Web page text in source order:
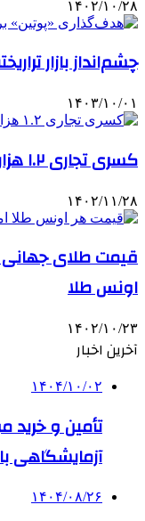
۱۴۰۲/۱۰/۲۸
چشم‌انداز بازار
۱۴۰۳/۱۰/۰۱
کسری تجاری ۱.۲ هزار میلیارد دلاری آمریکا
۱۴۰۲/۱۱/۲۸
اونس طلا
۱۴۰۲/۱۰/۲۳
آخرین اخبار
۱۴۰۴/۱۰/۰۲
تأمین و
آزمایشگاهی
۱۴۰۴/۰۸/۲۶